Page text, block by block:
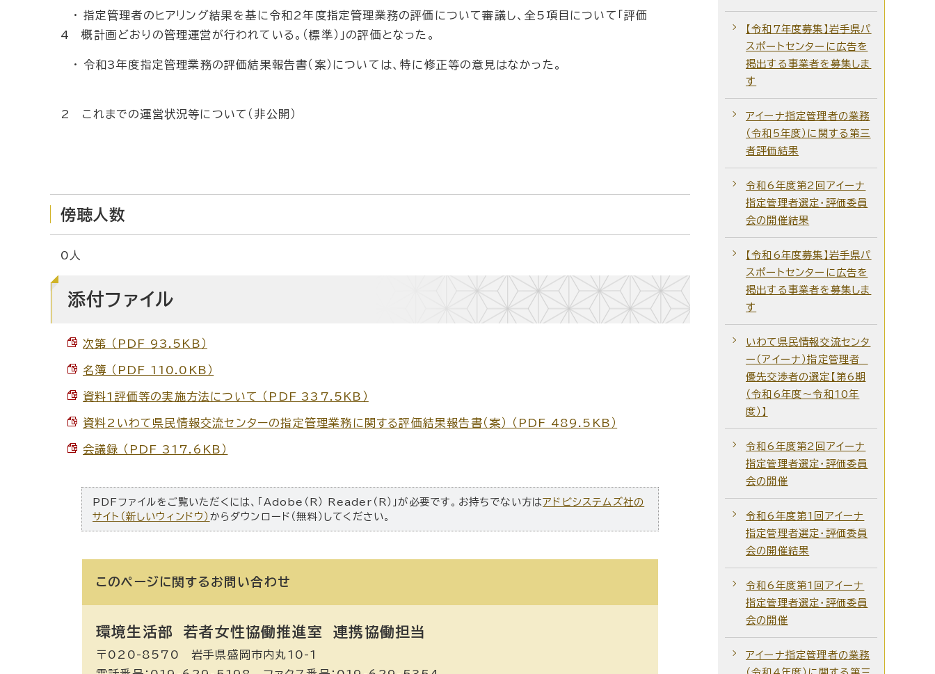
・ 指定管理者のヒアリング結果を基に令和2年度指定管理業務の評価について審議し、全5項目について「評価
4 概計画どおりの管理運営が行われている。（標準）」の評価となった。
・ 令和3年度指定管理業務の評価結果報告書（案）については、特に修正等の意見はなかった。
2 これまでの運営状況等について（非公開）
傍聴人数
0人
添付ファイル
次第 （PDF 93.5KB）
名簿 （PDF 110.0KB）
資料1評価等の実施方法について （PDF 337.5KB）
資料2いわて県民情報交流センターの指定管理業務に関する評価結果報告書（案） （PDF 489.5KB）
会議録 （PDF 317.6KB）
PDFファイルをご覧いただくには、「Adobe（R） Reader（R）」が必要です。お持ちでない方はアドビシステムズ社の
サイト（新しいウィンドウ） からダウンロード（無料）してください。
このページに関する お問い合わせ
環境生活部 若者女性協働推進室 連携協働担当
〒020-8570 岩手県盛岡市内丸10-1
【令和7年度募集】岩手県パ
スポートセンターに広告を
掲出する事業者を募集しま
す
アイーナ指定管理者の業務
（令和5年度）に関する第三
者評価結果
令和6年度第2回アイーナ
指定管理者選定・評価委員
会の開催結果
【令和6年度募集】岩手県パ
スポートセンターに広告を
掲出する事業者を募集しま
す
いわて県民情報交流センタ
ー（アイーナ）指定管理者
優先交渉者の選定【第6期
（令和6年度～令和10年
度）】
令和6年度第2回アイーナ
指定管理者選定・評価委員
会の開催
令和6年度第1回アイーナ
指定管理者選定・評価委員
会の開催結果
令和6年度第1回アイーナ
指定管理者選定・評価委員
会の開催
アイーナ指定管理者の業務